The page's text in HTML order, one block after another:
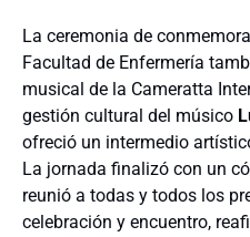
La ceremonia de
Facultad de Enfermería
musical de la Cameratta
gestión cultural del músico
ofreció un intermedio
La jornada finalizó con un
reunió a todas y todos los
celebración y encuentro,